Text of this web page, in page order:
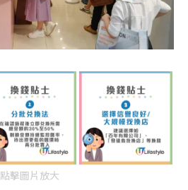
點擊圖片放大